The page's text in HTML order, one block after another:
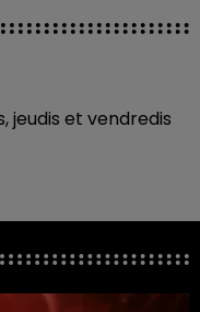
jeudis et vendredis